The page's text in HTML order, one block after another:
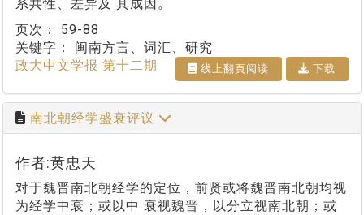
系共性、差异及 其成因。
页次： 59-88
关键字： 闽南方言、词汇、研究
政大中文学报 第十二期
线上翻⾴阅读 下载
南北朝经学盛衰评议
作者:黄忠天
对于魏晋南北朝经学的定位，前贤或将魏晋南北朝均视
为经学中衰；或以中 衰视魏晋，以分立视南北朝；或